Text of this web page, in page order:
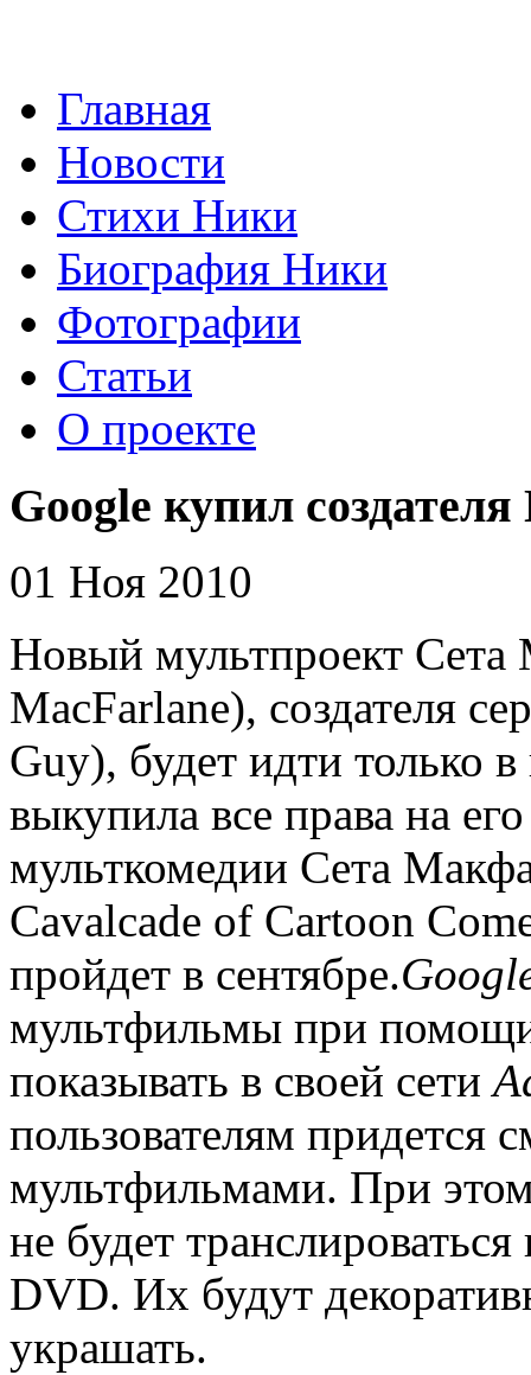
Главная
Новости
Стихи Ники
Биография Ники
Фотографии
Статьи
О проекте
Google купил
01 Ноя 2010
Новый мультпроект Сета
MacFarlane), создателя
Guy), будет идти только
выкупила все права на
мульткомедии Сета
Cavalcade of Cartoon
пройдет в сентябре.
мультфильмы при помощи
показывать в своей сети
пользователям придется
мультфильмами. При
не будет
DVD. Их будут
украшать.